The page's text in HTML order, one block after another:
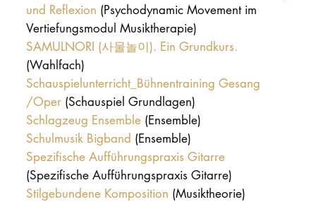
und Reflexion (Psychodynamic Movement im
Vertiefungsmodul Musiktherapie)
SAMULNORI (사물놀이). Ein Grundkurs.
(Wahlfach)
Schauspielunterricht_Bühnentraining Gesang
/Oper (Schauspiel Grundlagen)
Schlagzeug Ensemble (Ensemble)
Schulmusik Bigband (Ensemble)
Spezifische Aufführungspraxis Gitarre
(Spezifische Aufführungspraxis Gitarre)
Stilgebundene Komposition (Musiktheorie)